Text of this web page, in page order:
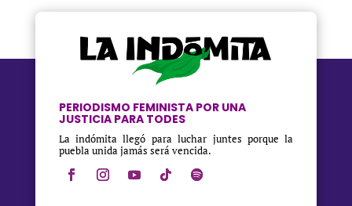
PERIODISMO FEMINISTA POR UNA
JUSTICIA PARA TODES
La indómita llegó para luchar juntes porque la
puebla unida jamás será vencida.